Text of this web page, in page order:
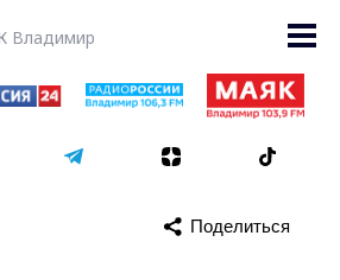
Владимир
Поделиться